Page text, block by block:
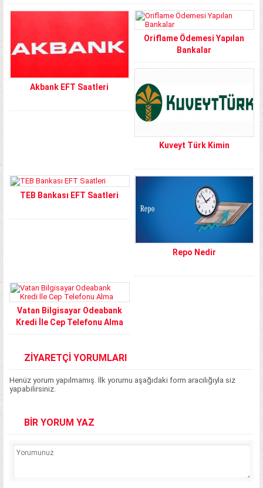
Akbank EFT Saatleri
Oriflame Ödemesi Yapılan
Bankalar
Kuveyt Türk Kimin
TEB Bankası EFT Saatleri
Repo Nedir
Vatan Bilgisayar Odeabank
Kredi İle Cep Telefonu Alma
ZİYARETÇİ YORUMLARI
Henüz yorum yapılmamış. İlk yorumu aşağıdaki form aracılığıyla siz
yapabilirsiniz.
BİR YORUM YAZ